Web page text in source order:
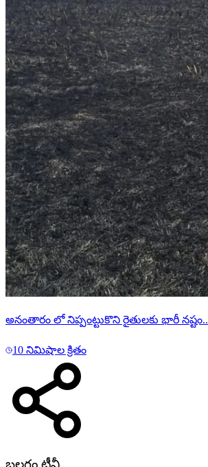
అనంతారం లో నిప్పంట్టుకొని రైతులకు భారీ నష్టం..
10 నిమిషాల క్రితం
బలగం టీవీ